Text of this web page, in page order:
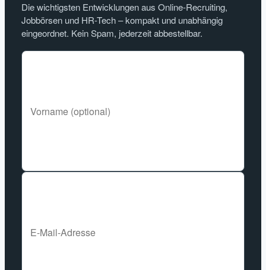
Die wichtigsten Entwicklungen aus Online-Recruiting,
Jobbörsen und HR-Tech – kompakt und unabhängig
eingeordnet. Kein Spam, jederzeit abbestellbar.